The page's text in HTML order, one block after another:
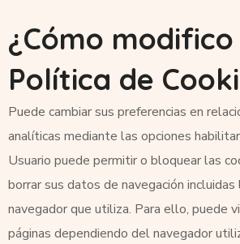
¿Cómo
Política de
Puede cambiar sus preferencias en
analíticas mediante las opciones
Usuario puede permitir o bloquear las
borrar sus datos de navegación
navegador que utiliza. Para ello, puede
páginas dependiendo del navegador